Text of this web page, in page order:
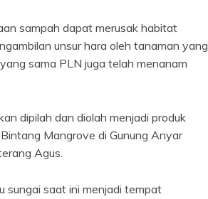
sampah dapat merusak habitat
unsur hara oleh tanaman yang
sama PLN juga telah menanam
dipilah dan diolah menjadi produk
Mangrove di Gunung Anyar
Agus.
sungai saat ini menjadi tempat